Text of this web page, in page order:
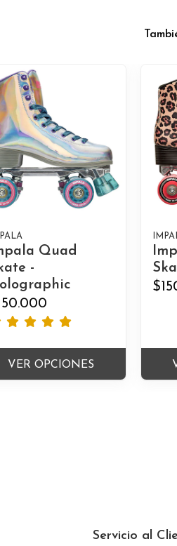
Quad
-
VER OPCIONES
Servicio al